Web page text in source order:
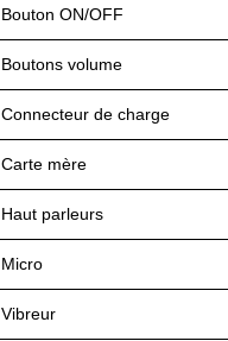
Bouton ON/OFF
Boutons volume
Connecteur de charge
Carte mère
Haut parleurs
Micro
Vibreur